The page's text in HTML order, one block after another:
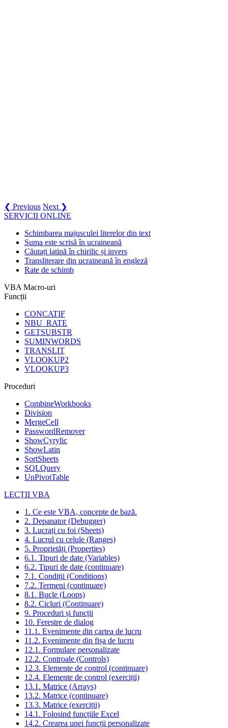
❮ Previous Next ❯
SERVICII ONLINE
Schimbarea majusculei literelor din text
Suma este scrisă în ucraineană
Căutați latină în chirilic și invers
Transliterare din ucraineană în engleză
Rate de schimb
VBA Macro-uri
Funcții
CONCATIF
NBU_RATE
GETSUBSTR
SUMINWORDS
TRANSLIT
VLOOKUP2
VLOOKUP3
Proceduri
CombineWorkbooks
Division
MergeCell
PasswordRemover
ShowCyrylic
ShowLatin
SortSheets
SQLQuery
UnPivotTable
LECȚII VBA
1. Ce este VBA, concepte de bază.
2. Depanator (Debugger)
3. Lucrați cu foi (Sheets)
4. Lucrul cu celule (Ranges)
5. Proprietăți (Properties)
6.1. Tipuri de date (Variables)
6.2. Tipuri de date (continuare)
7.1. Condiții (Conditions)
7.2. Termeni (continuare)
8.1. Bucle (Loops)
8.2. Cicluri (Continuare)
9. Proceduri și funcții
10. Ferestre de dialog
11.1. Evenimente din cartea de lucru
11.2. Evenimente din fișa de lucru
12.1. Formulare personalizate
12.2. Controale (Controls)
12.3. Elemente de control (continuare)
12.4. Elemente de control (exerciții)
13.1. Matrice (Arrays)
13.2. Matrice (continuare)
13.3. Matrice (exerciții)
14.1. Folosind funcțiile Excel
14.2. Crearea unei funcții personalizate